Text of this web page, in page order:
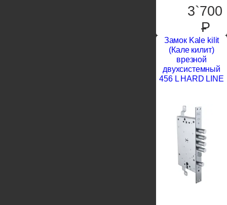
3`700
P
Замок Kale kilit
(Кале килит)
врезной
двухсистемный
456 L HARD LINE